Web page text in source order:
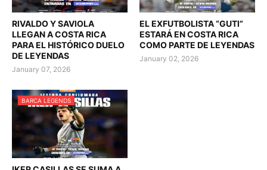
RIVALDO Y SAVIOLA
LLEGAN A COSTA RICA
PARA EL HISTÓRICO DUELO
DE LEYENDAS
January 07, 2026
EL EXFUTBOLISTA “GUTI”
ESTARÁ EN COSTA RICA
COMO PARTE DE LEYENDAS
January 02, 2026
BARCA LEGENDS